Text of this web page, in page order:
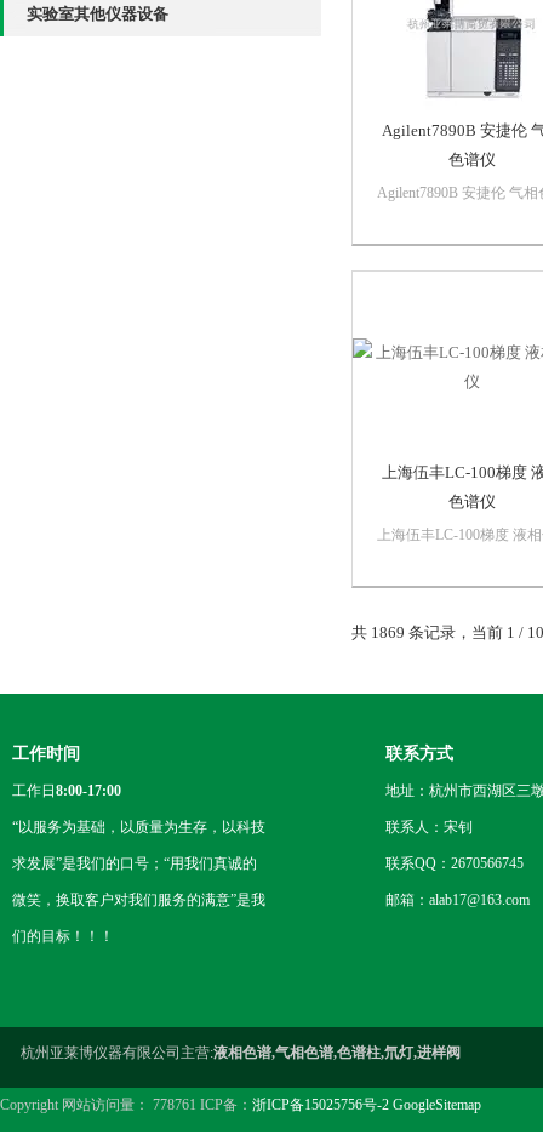
实验室其他仪器设备
Agilent7890B 安捷伦
色谱仪
Agilent7890B 安捷伦 气相
伦公司40年GC技术的历
上海伍丰LC-100梯度
色谱仪
上海伍丰LC-100梯度 液
由P100 高压恒流泵与
系统、梯度分析系统。使
共 1869 条记录，当前 1 /
工作时间
工作日 8:00-17:00
“以服务为基础，以质量为生存，以科技
求发展”是我们的口号；“用我们真诚的
微笑，换取客户对我们服务的满意”是我
们的目标！！！
联系方式
地址：杭州市西湖区三
联系人：宋钊
联系QQ：2670566745
邮箱：alab17@163.com
杭州亚莱博仪器有限公司主营:液相色谱,气相色谱,色谱柱,氘灯,进样阀
Copyright 网站访问量： 778761 ICP备： 浙ICP备15025756号-2 GoogleSitemap